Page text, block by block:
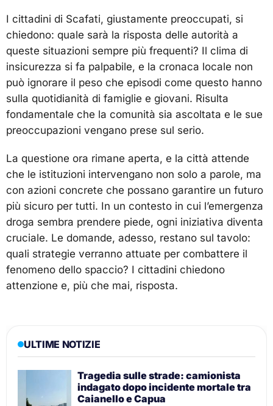
I cittadini di Scafati, giustamente preoccupati, si
chiedono: quale sarà la risposta delle autorità a
queste situazioni sempre più frequenti? Il clima di
insicurezza si fa palpabile, e la cronaca locale non
può ignorare il peso che episodi come questo hanno
sulla quotidianità di famiglie e giovani. Risulta
fondamentale che la comunità sia ascoltata e le sue
preoccupazioni vengano prese sul serio.
La questione ora rimane aperta, e la città attende
che le istituzioni intervengano non solo a parole, ma
con azioni concrete che possano garantire un futuro
più sicuro per tutti. In un contesto in cui l’emergenza
droga sembra prendere piede, ogni iniziativa diventa
cruciale. Le domande, adesso, restano sul tavolo:
quali strategie verranno attuate per combattere il
fenomeno dello spaccio? I cittadini chiedono
attenzione e, più che mai, risposta.
ULTIME NOTIZIE
Tragedia sulle strade: camionista
indagato dopo incidente mortale tra
Caianello e Capua